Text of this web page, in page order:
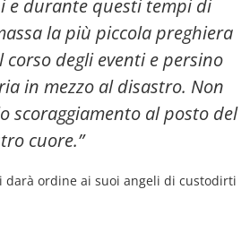
e durante questi tempi di
la più piccola preghiera
degli eventi e persino
in mezzo al disastro. Non
scoraggiamento al posto del
cuore.”
darà ordine ai suoi angeli di custodirti